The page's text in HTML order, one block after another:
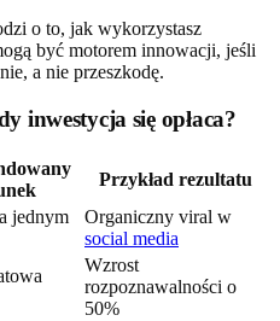
o to, jak wykorzystasz
być motorem innowacji, jeśli
a nie przeszkodę.
inwestycja się opłaca?
Przykład rezultatu
jednym
Organiczny viral w
social media
Wzrost
rozpoznawalności o
50%